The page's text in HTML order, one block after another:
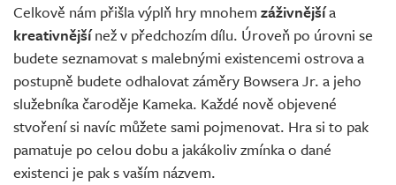
Celkově nám přišla výplň hry mnohem záživnějšía
kreativnějšínež v předchozím dílu. Úroveň po úrovni se
budete seznamovat s malebnými existencemi ostrova a
postupně budete odhalovat záměry Bowsera Jr. a jeho
služebníka čaroděje Kameka. Každé nově objevené
stvoření si navíc můžete sami pojmenovat. Hra si to pak
pamatuje po celou dobu a jakákoliv zmínka o dané
existenci je pak s vaším názvem.